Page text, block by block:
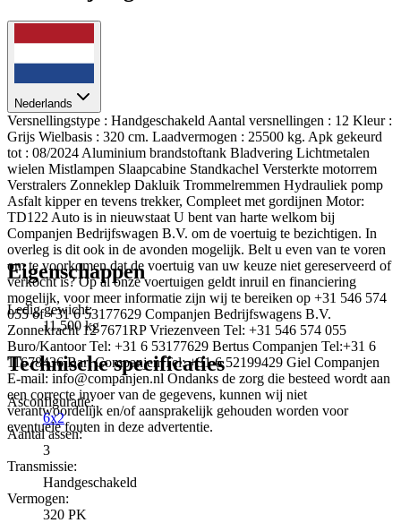
Nederlands
Versnellingstype : Handgeschakeld Aantal versnellingen : 12 Kleur :
Grijs Wielbasis : 320 cm. Laadvermogen : 25500 kg. Apk gekeurd
tot : 08/2024 Aluminium brandstoftank Bladvering Lichtmetalen
wielen Mistlampen Slaapcabine Standkachel Versterkte motorrem
Verstralers Zonneklep Dakluik Trommelremmen Hydrauliek pomp
Asfalt kipper en tevens trekker, Compleet met gordijnen Motor:
TD122 Auto is in nieuwstaat U bent van harte welkom bij
Companjen Bedrijfswagen B.V. om de voertuig te bezichtigen. In
overleg is dit ook in de avonden mogelijk. Belt u even van te voren
om te voorkomen dat de voertuig van uw keuze niet gereserveerd of
verkocht is? Op al onze voertuigen geldt inruil en financiering
mogelijk, voor meer informatie zijn wij te bereiken op +31 546 574
055 of +31 6 53177629 Companjen Bedrijfswagens B.V.
Zonnekracht 12 7671RP Vriezenveen Tel: +31 546 574 055
Buro/Kantoor Tel: +31 6 53177629 Bertus Companjen Tel:+31 6
11678436 Bart Companjen Tel: +31 6 52199429 Giel Companjen
E-mail: info@companjen.nl Ondanks de zorg die besteed wordt aan
een correcte invoer van de gegevens, kunnen wij niet
verantwoordelijk en/of aansprakelijk gehouden worden voor
eventuele fouten in deze advertentie.
Eigenschappen
Ledig gewicht:
11.500 kg
Technische specificaties
Asconfiguratie:
6x2
Aantal assen:
3
Transmissie:
Handgeschakeld
Vermogen:
320 PK